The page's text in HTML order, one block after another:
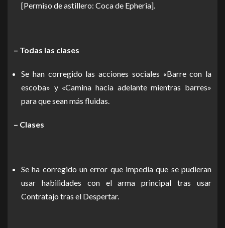
[Permiso de astillero: Coca de Epheria].
– Todas las clases
Se han corregido las acciones sociales «Barre con la
escoba» y «Camina hacia adelante mientras barres»
para que sean más fluidas.
– Clases
Se ha corregido un error que impedía que se pudieran
usar habilidades con el arma principal tras usar
Contratajo tras el Despertar.